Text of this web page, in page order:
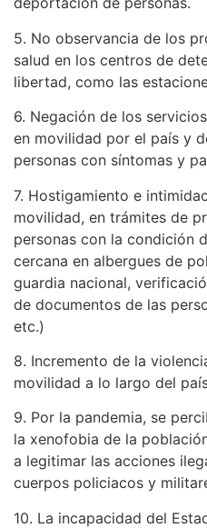
5. No observancia de los
salud en los centros de
libertad, como las
6. Negación de los
en movilidad por el país y
personas con síntomas y
7. Hostigamiento e
movilidad, en trámites de
personas con la condición
cercana en albergues de
guardia nacional,
de documentos de las
etc.)
8. Incremento de la
movilidad a lo largo del
9. Por la pandemia, se
la xenofobia de la
a legitimar las acciones
cuerpos policiacos y
10. La incapacidad del